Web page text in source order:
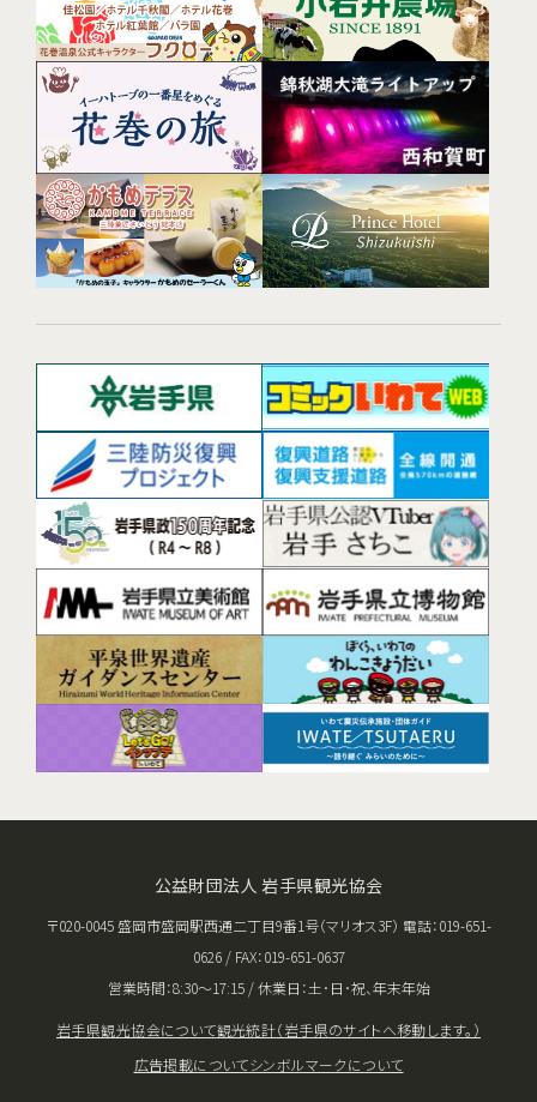
公益財団法人 岩手県観光協会
〒020-0045 盛岡市盛岡駅西通二丁目9番1号（マリオス3F） 電話：019-651-
0626 / FAX：019-651-0637
営業時間：8:30〜17:15 / 休業日：土･日･祝、年末年始
岩手県観光協会について観光統計（岩手県のサイトへ移動します。）
広告掲載についてシンボルマークについて